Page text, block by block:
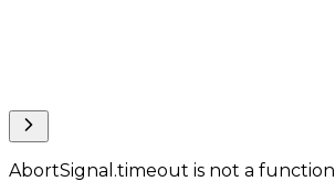
AbortSignal.timeout is not a function